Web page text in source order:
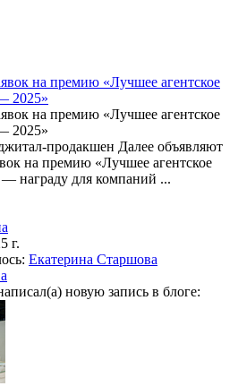
на премию «Лучшее агентское
2025»
на премию «Лучшее агентское
2025»
продакшен Далее объявляют
на премию «Лучшее агентское
награду для компаний ...
г.
Екатерина Старшова
новую запись в блоге: